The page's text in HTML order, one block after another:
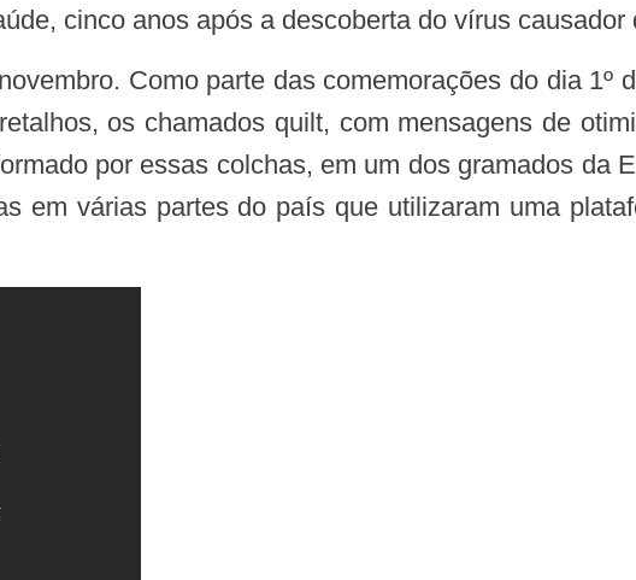
cinco anos após a descoberta do vírus causador
os chamados quilt, com mensagens de
por essas colchas, em um dos gramados da
em várias partes do país que utilizaram uma